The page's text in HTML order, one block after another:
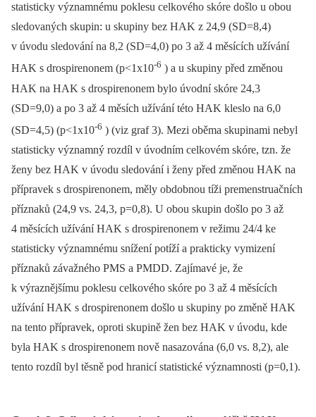
statisticky významnému poklesu celkového skóre došlo u obou
sledovaných skupin: u skupiny bez HAK z 24,9 (SD=8,4)
v úvodu sledování na 8,2 (SD=4,0) po 3 až 4 měsících užívání
HAK s drospirenonem (p<1x10-6 ) a u skupiny před změnou
HAK na HAK s drospirenonem bylo úvodní skóre 24,3
(SD=9,0) a po 3 až 4 měsích užívání této HAK kleslo na 6,0
(SD=4,5) (p<1x10-6 ) (viz graf 3). Mezi oběma skupinami nebyl
statisticky významný rozdíl v úvodním celkovém skóre, tzn. že
ženy bez HAK v úvodu sledování i ženy před změnou HAK na
přípravek s drospirenonem, měly obdobnou tíži premenstruačních
příznaků (24,9 vs. 24,3, p=0,8). U obou skupin došlo po 3 až
4 měsících užívání HAK s drospirenonem v režimu 24/4 ke
statisticky významnému snížení potíží a prakticky vymizení
příznaků závažného PMS a PMDD. Zajímavé je, že
k výraznějšímu poklesu celkového skóre po 3 až 4 měsících
užívání HAK s drospirenonem došlo u skupiny po změně HAK
na tento přípravek, oproti skupině žen bez HAK v úvodu, kde
byla HAK s drospirenonem nově nasazována (6,0 vs. 8,2), ale
tento rozdíl byl těsně pod hranicí statistické významnosti (p=0,1).